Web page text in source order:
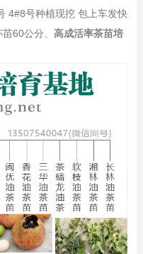
4#8号种植现挖 包上车发快
60公分、 高成活率茶苗培